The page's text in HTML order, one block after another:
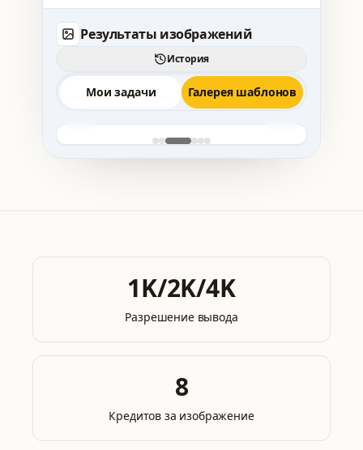
Результаты изображений
История
Мои задачи Галерея шаблонов
1K/2K/4K
Разрешение вывода
8
Кредитов за изображение